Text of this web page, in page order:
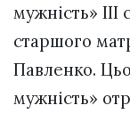
мужність»
старшого
Павленко.
мужність»